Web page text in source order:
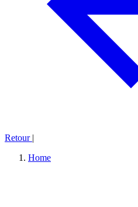
Retour |
Home